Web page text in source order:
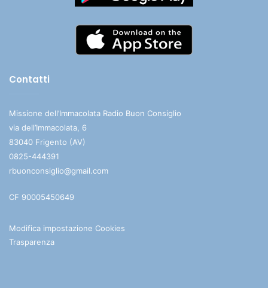
Contatti
Missione dell’Immacolata Radio Buon Consiglio
via dell’Immacolata, 6
83040 Frigento (AV)
0825-444391
rbuonconsiglio@gmail.com
CF 90005450649
Modifica impostazione Cookies
Trasparenza